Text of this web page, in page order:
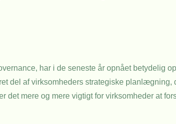
har i de seneste år opnået betydelig
del af virksomheders strategiske planlægning,
mere og mere vigtigt for virksomheder at